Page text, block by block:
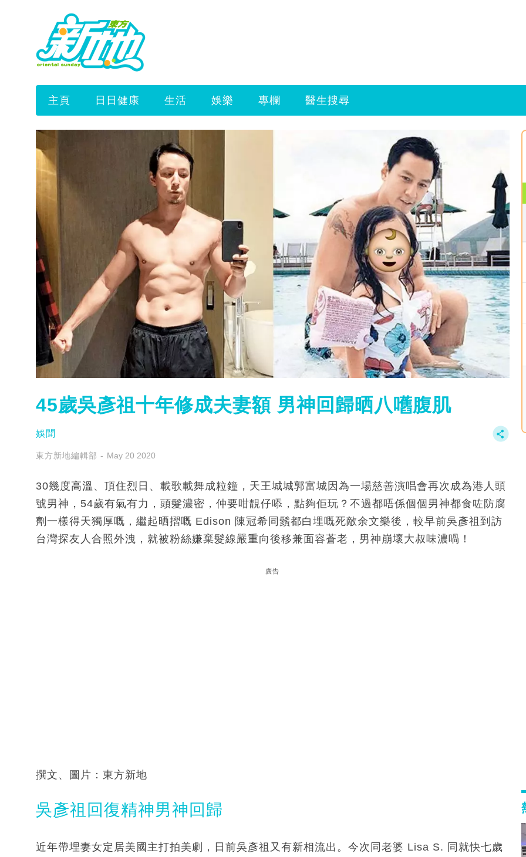
主頁 日日健康 生活 娛樂 專欄 醫生搜尋
45歲吳彥祖十年修成夫妻額 男神回歸晒八嚿腹肌
娛聞
東方新地編輯部 May 20 2020
30幾度高溫、頂住烈日、載歌載舞成粒鐘，天王城城郭富城因為一場慈善演唱會再次成為港人頭
號男神，54歲有氣有力，頭髮濃密，仲要咁靚仔㖭，點夠佢玩？不過都唔係個個男神都食咗防腐
劑一樣得天獨厚嘅，繼起晒摺嘅 Edison 陳冠希同鬚都白埋嘅死敵余文樂後，較早前吳彥祖到訪
台灣探友人合照外洩，就被粉絲嫌棄髮線嚴重向後移兼面容蒼老，男神崩壞大叔味濃喎！
廣告
撰文、圖片：東方新地
吳彥祖回復精神男神回歸
近年帶埋妻女定居美國主打拍美劇，日前吳彥祖又有新相流出。今次同老婆 Lisa S. 同就快七歲